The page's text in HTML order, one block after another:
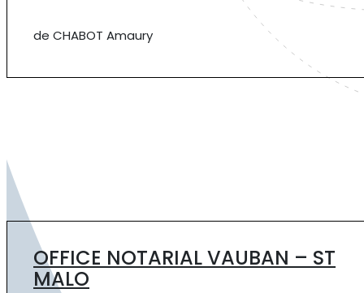
de CHABOT Amaury
OFFICE NOTARIAL VAUBAN – ST
MALO